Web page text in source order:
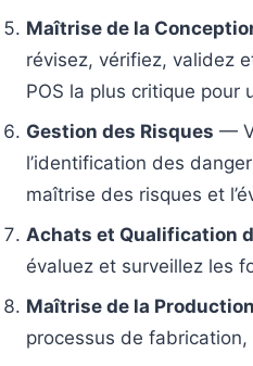
Maîtrise de la
révisez, vérifiez, validez
POS la plus critique pour
Gestion des Risques —
l’identification des
maîtrise des risques et
Achats et Qualification
évaluez et surveillez les
Maîtrise de la
processus de